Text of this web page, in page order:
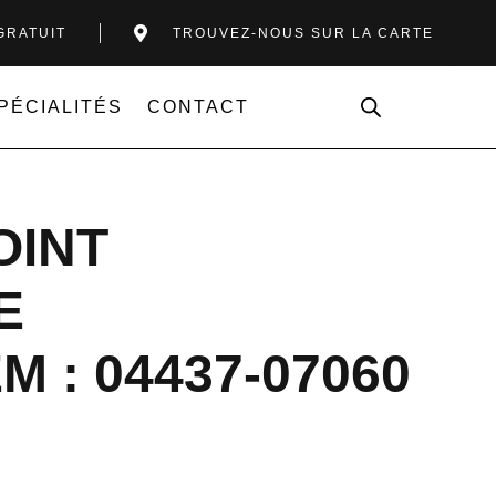
TROUVEZ-NOUS SUR LA CARTE
CONTACT
: 04437-07060